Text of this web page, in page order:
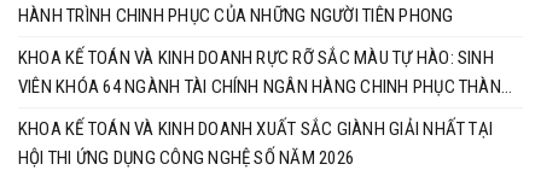
HÀNH TRÌNH CHINH PHỤC CỦA NHỮNG NGƯỜI TIÊN PHONG
KHOA KẾ TOÁN VÀ KINH DOANH RỰC RỠ SẮC MÀU TỰ HÀO: SINH
VIÊN KHÓA 64 NGÀNH TÀI CHÍNH NGÂN HÀNG CHINH PHỤC THÀNH
CÔNG KHÓA LUẬN TỐT NGHIỆP
KHOA KẾ TOÁN VÀ KINH DOANH XUẤT SẮC GIÀNH GIẢI NHẤT TẠI
HỘI THI ỨNG DỤNG CÔNG NGHỆ SỐ NĂM 2026